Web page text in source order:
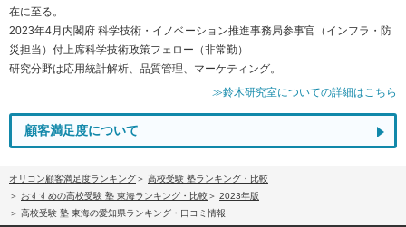
在に至る。
2023年4月内閣府 科学技術・イノベーション推進事務局参事官（インフラ・防
災担当）付上席科学技術政策フェロー（非常勤）
研究分野は応用統計解析、品質管理、マーケティング。
≫鈴木研究室についての詳細はこちら
顧客満足度について
オリコン顧客満足度ランキング
高校受験 塾ランキング・比較
おすすめの高校受験 塾 東海ランキング・比較
2023年版
高校受験 塾 東海の愛知県ランキング・口コミ情報